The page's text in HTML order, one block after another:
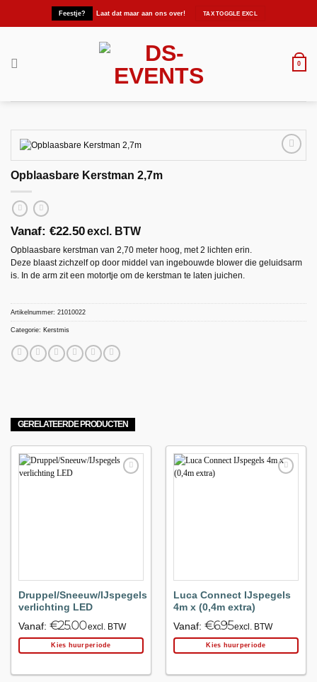
Feestje? Laat dat maar aan ons over!
0
Opblaasbare Kerstman 2,7m
Vanaf: €22.50excl. BTW
Opblaasbare kerstman van 2,70 meter hoog, met 2 lichten erin.
Deze blaast zichzelf op door middel van ingebouwde blower die geluidsarm
is. In de arm zit een motortje om de kerstman te laten juichen.
Artikelnummer: 21010022
Categorie: Kerstmis
GERELATEERDE PRODUCTEN
Druppel/Sneeuw/IJspegels
verlichting LED
Vanaf: €25.00excl. BTW
Kies huurperiode
Luca Connect IJspegels
4m x (0,4m extra)
Vanaf: €6.95excl. BTW
Kies huurperiode